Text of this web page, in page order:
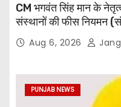
CM भगवंत सिंह मान के
संस्थानों की फीस नियमन
दी Aug 6, 2026
PUNJAB NEWS